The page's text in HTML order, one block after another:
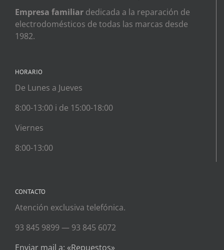
Empresa familiar dedicada a la reparación de
electrodomésticos de todas las marcas desde
1982.
HORARIO
De Lunes a Jueves
8:00-13:00 i de 15:00-18:00
Viernes
8:00-13:00
CONTACTO
Atención exclusiva telefónica.
93 845 9899 — 93 845 6072
Enviar mail a: «Repuestos»